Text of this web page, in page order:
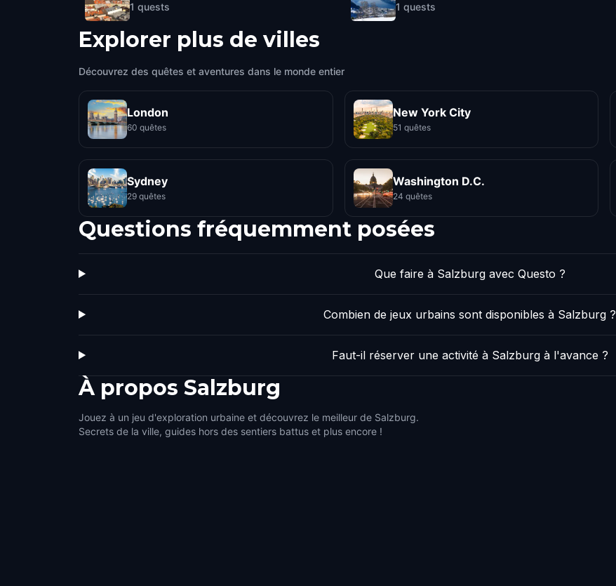
1 quests 1 quests
Explorer plus de villes
Découvrez des quêtes et aventures dans le monde entier
London
60 quêtes
New York City
51 quêtes
Sydney
29 quêtes
Washington D.C.
24 quêtes
Questions fréquemment posées
Que faire à Salzburg avec Questo ?
Combien de jeux urbains sont disponibles à Salzburg ?
Faut-il réserver une activité à Salzburg à l'avance ?
À propos Salzburg
Jouez à un jeu d'exploration urbaine et découvrez le meilleur de Salzburg.
Secrets de la ville, guides hors des sentiers battus et plus encore !